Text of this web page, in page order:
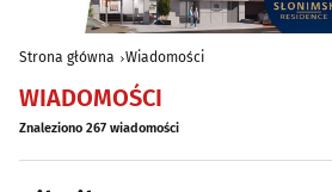
Strona główna Wiadomości
WIADOMOŚCI
Znaleziono 267 wiadomości